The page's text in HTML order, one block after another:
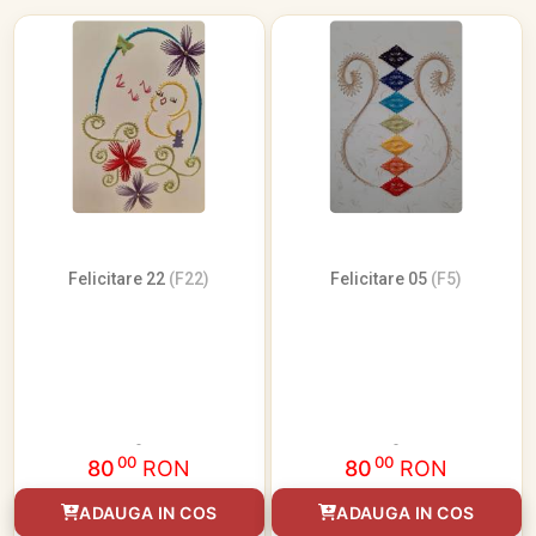
Felicitare 22 (F22)
8000 RON
ADAUGA IN COS
Felicitare 05 (F5)
8000 RON
ADAUGA IN COS